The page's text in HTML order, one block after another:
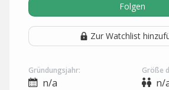
Folgen
Zur Watchlist
Gründungsjahr:
n/a
Größe
n/